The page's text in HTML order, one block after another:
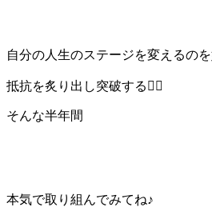
自分の人生のステージを変えるの
抵抗を炙り出し突破する❤️‍🔥
そんな半年間
本気で取り組んでみてね♪